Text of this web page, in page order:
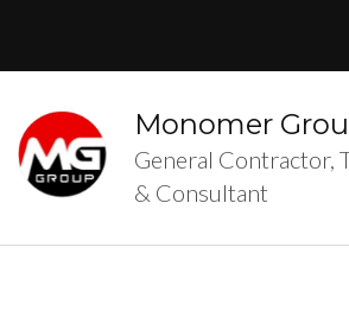
(Press
Enter)
Monomer
General Contractor,
& Consultant